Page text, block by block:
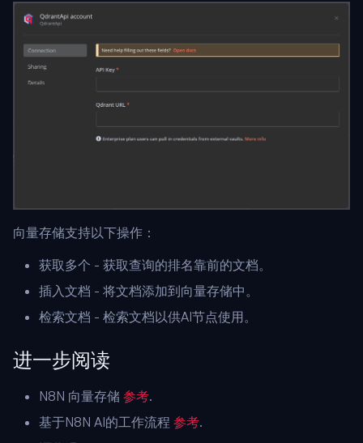
向量存储支持以下操作：
获取多个 - 获取查询的排名靠前的文档。
插入文档 - 将文档添加到向量存储中。
检索文档 - 检索文档以供AI节点使用。
进一步阅读
N8N 向量存储 参考.
基于N8N AI的工作流程 参考.